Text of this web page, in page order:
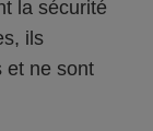
la sécurité
ils
et ne sont